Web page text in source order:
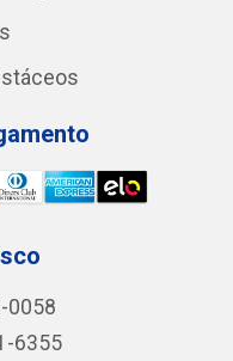
0058
6355